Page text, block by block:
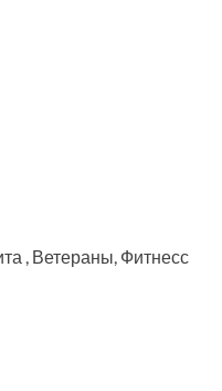
, Ветераны, Фитнесс